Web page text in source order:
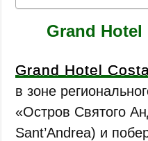
Grand Hotel
Grand Hotel
в зоне
«Остров Святого
Sant’Andrea) и